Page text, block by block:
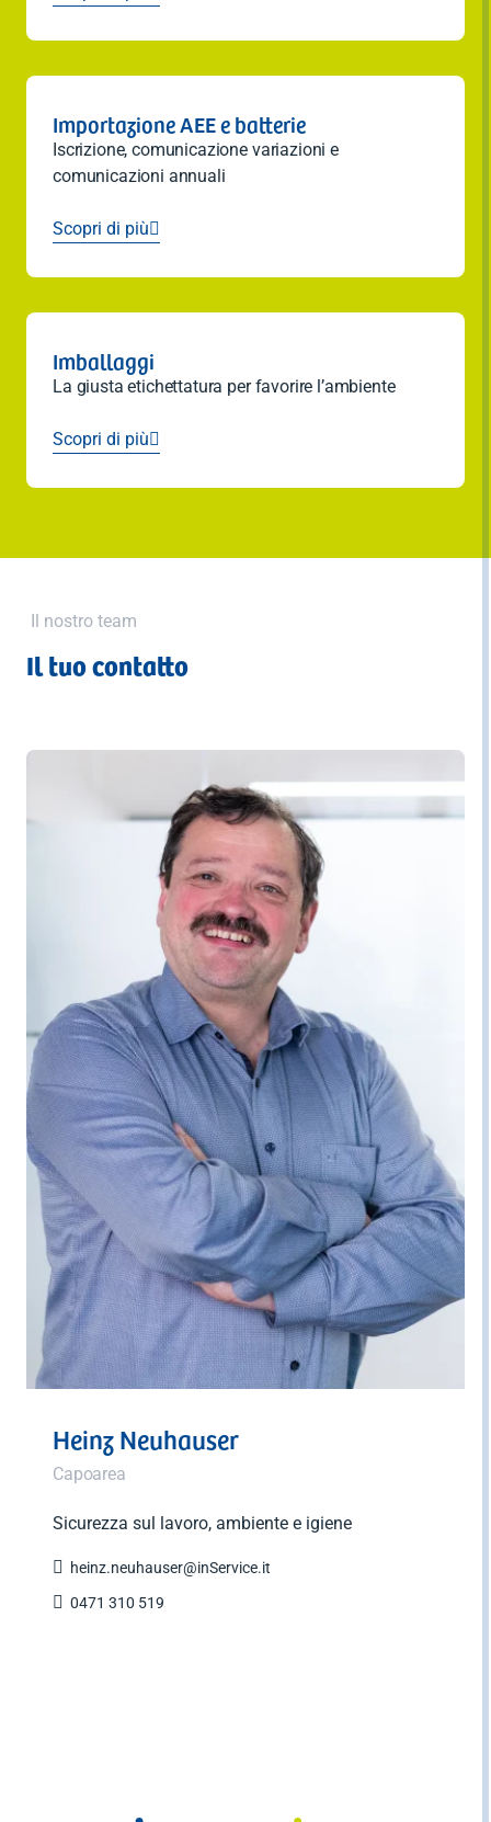
Importazione AEE e batterie
Iscrizione, comunicazione variazioni e
comunicazioni annuali
Scopri di più
Imballaggi
La giusta etichettatura per favorire l’ambiente
Scopri di più
Il nostro team
Il tuo contatto
Heinz Neuhauser
Capoarea
Sicurezza sul lavoro, ambiente e igiene
 heinz.neuhauser@inService.it
 0471 310 519